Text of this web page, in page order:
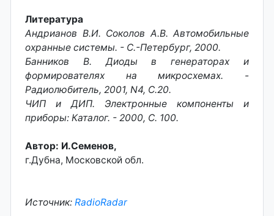
Литература
Андрианов В.И. Соколов А.В. Автомобильные
охранные системы. - С.-Петербург, 2000.
Банников В. Диоды в генераторах и
формирователях на микросхемах. -
Радиолюбитель, 2001, N4, С.20.
ЧИП и ДИП. Электронные компоненты и
приборы: Каталог. - 2000, С. 100.
Автор: И.Семенов,
г.Дубна, Московской обл.
Источник: RadioRadar